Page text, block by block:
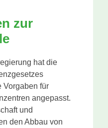
zur
hat die
Vorgaben für
angepasst.
und
den Abbau von